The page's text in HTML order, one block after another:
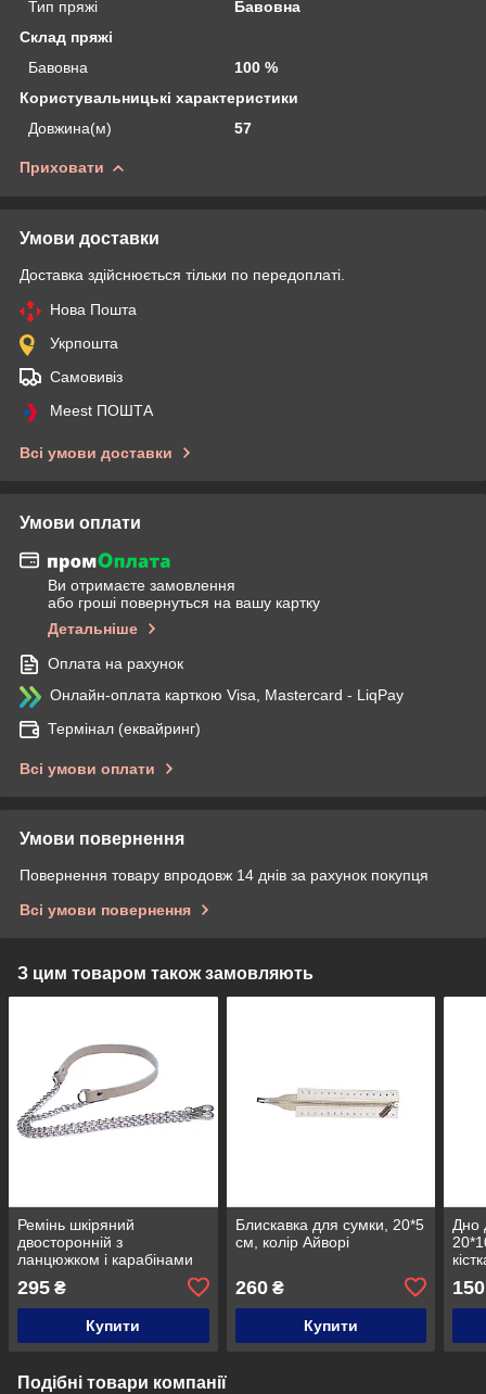
Тип пряжі
Бавовна
Склад пряжі
Бавовна
100 %
Користувальницькі характеристики
Довжина(м)
57
Приховати
Умови доставки
Доставка здійснюється тільки по передоплаті.
Нова Пошта
Укрпошта
Самовивіз
Meest ПОШТА
Всі умови доставки
Умови оплати
Ви отримаєте замовлення
або гроші повернуться на вашу картку
Детальніше
Оплата на рахунок
Онлайн-оплата карткою Visa, Mastercard - LiqPay
Термінал (еквайринг)
Всі умови оплати
Умови повернення
Повернення товару впродовж 14 днів за рахунок покупця
Всі умови повернення
З цим товаром також замовляють
Ремінь шкіряний
двосторонній з
ланцюжком і карабінами
(125 см), колір Слонової
кістки
295 ₴
Купити
Блискавка для сумки, 20*5
см, колір Айворі
260₴
Купити
Дно
150
Подібні товари компанії